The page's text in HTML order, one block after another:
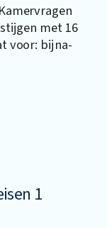
met 16
voor: bijna-
1